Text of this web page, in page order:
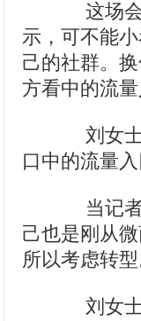
这场会
示，可不能
己的社群。
方看中的流量
刘女士(
口中的流量入
当记者
己也是刚从
所以考虑转型
刘女士